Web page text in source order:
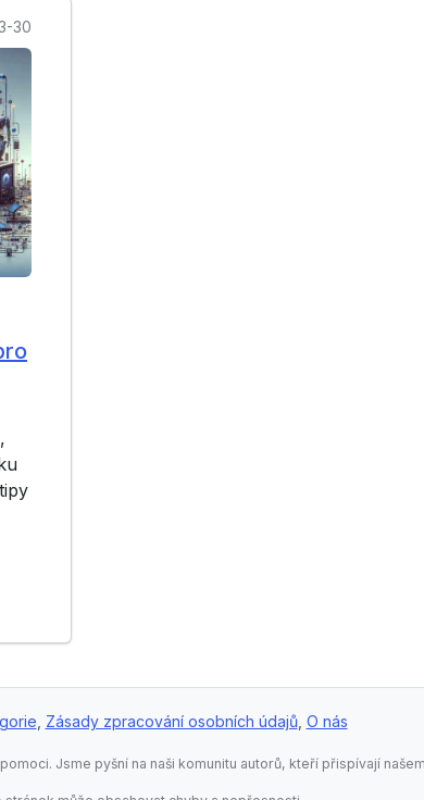
30
Zásady zpracování osobních údajů, O nás
Jsme pyšní na naši komunitu autorů, kteří přispívají